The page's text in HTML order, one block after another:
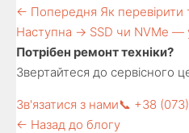
← Попередня Як
Наступна → SSD чи NVMe —
Потрібен ремонт техніки?
Звертайтеся до сервісного
Зв'язатися з нами📞 +38
← Назад до блогу